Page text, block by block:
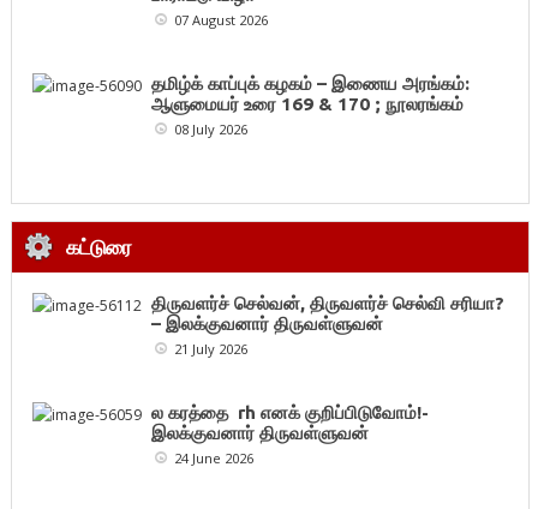
07 August 2026
தமிழ்க் காப்புக் கழகம் – இணைய அரங்கம்:
ஆளுமையர் உரை 169 & 170 ; நூலரங்கம்
08 July 2026
கட்டுரை
திருவளர்ச் செல்வன், திருவளர்ச் செல்வி சரியா?
– இலக்குவனார் திருவள்ளுவன்
21 July 2026
ல கரத்தை rh எனக் குறிப்பிடுவோம்!-
இலக்குவனார் திருவள்ளுவன்
24 June 2026